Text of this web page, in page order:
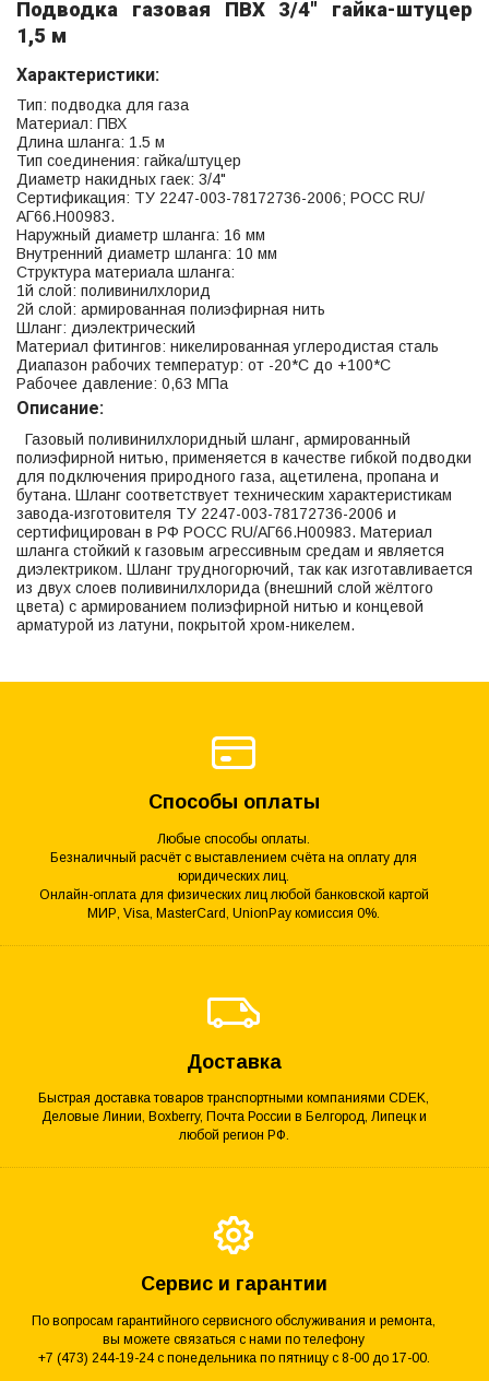
Подводка газовая ПВХ 3/4" гайка-штуцер
1,5 м
Характеристики:
Тип: подводка для газа
Материал: ПВХ
Длина шланга: 1.5 м
Тип соединения: гайка/штуцер
Диаметр накидных гаек: 3/4"
Сертификация: ТУ 2247-003-78172736-2006; РОСС RU/
АГ66.Н00983.
Наружный диаметр шланга: 16 мм
Внутренний диаметр шланга: 10 мм
Структура материала шланга:
1й слой: поливинилхлорид
2й слой: армированная полиэфирная нить
Шланг: диэлектрический
Материал фитингов: никелированная углеродистая сталь
Диапазон рабочих температур: от -20*С до +100*С
Рабочее давление: 0,63 МПа
Описание:
Газовый поливинилхлоридный шланг, армированный
полиэфирной нитью, применяется в качестве гибкой подводки
для подключения природного газа, ацетилена, пропана и
бутана. Шланг соответствует техническим характеристикам
завода-изготовителя ТУ 2247-003-78172736-2006 и
сертифицирован в РФ РОСС RU/АГ66.Н00983. Материал
шланга стойкий к газовым агрессивным средам и является
диэлектриком. Шланг трудногорючий, так как изготавливается
из двух слоев поливинилхлорида (внешний слой жёлтого
цвета) с армированием полиэфирной нитью и концевой
арматурой из латуни, покрытой хром-никелем.
Способы оплаты
Любые способы оплаты.
Безналичный расчёт с выставлением счёта на оплату для
юридических лиц.
Онлайн-оплата для физических лиц любой банковской картой
МИР, Visa, MasterCard, UnionPay комиссия 0%.
Доставка
Быстрая доставка товаров транспортными компаниями CDEK,
Деловые Линии, Boxberry, Почта России в Белгород, Липецк и
любой регион РФ.
Сервис и гарантии
По вопросам гарантийного сервисного обслуживания и ремонта,
вы можете связаться с нами по телефону
+7 (473) 244-19-24 с понедельника по пятницу с 8-00 до 17-00.